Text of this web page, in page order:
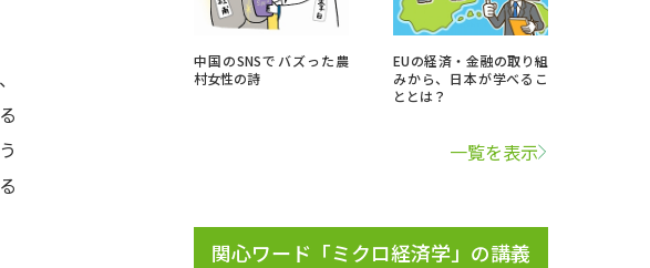
大学検索
や特徴を調べる
科特集
スタート号特集ページ（高3生用）
中国のSNSでバズった農
村女性の詩
EUの経済・金融の取り組
みから、日本が学べるこ
ととは？
一覧を表示
関心ワード「ミクロ経済学」の講義